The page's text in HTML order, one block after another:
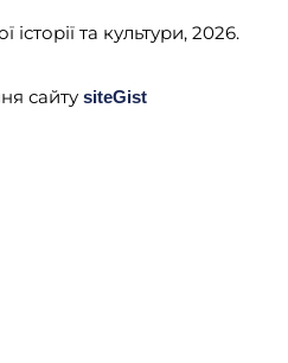
та культури, 2026.
сайту siteGist